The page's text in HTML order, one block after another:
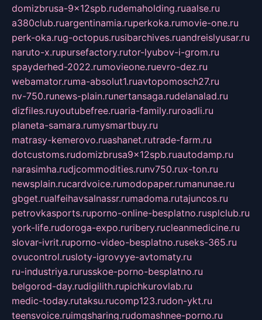
domizbrusa-9x12spb.rudemaholding.ruaalse.ru
a380club.ruargentinamia.ruperkoka.rumovie-one.ru
perk-oka.rug-octopus.rusibarchives.ruandreislyusar.ru
naruto-x.rupursefactory.rutor-lyubov-i-grom.ru
spayderhed-2022.rumovieone.ruevro-dez.ru
webamator.ruma-absolut1.ruavtopomosch27.ru
nv-750.runews-plain.runertansaga.rudelanalad.ru
dizfiles.ruyoutubefree.ruaria-family.ruroadli.ru
planeta-samara.rumysmartbuy.ru
matrasy-kemerovo.ruashanet.rutrade-farm.ru
dotcustoms.rudomizbrusa9x12spb.ruautodamp.ru
narasimha.rudjcommodities.runv750.rux-ton.ru
newsplain.rucardvoice.rumodopaper.rumanunae.ru
gbget.rualfeihavsalnassr.rumadoma.rutajuncos.ru
petrovkasports.ruporno-online-besplatno.rusplclub.ru
york-life.rudoroga-expo.ruribery.rucleanmedicine.ru
slovar-ivrit.ruporno-video-besplatno.ruseks-365.ru
ovucontrol.rusloty-igrovyye-avtomaty.ru
ru-industriya.rurusskoe-porno-besplatno.ru
belgorod-day.rudigilith.rupichkurovlab.ru
medic-today.rutaksu.rucomp123.rudon-ykt.ru
teensvoice.ruimgsharing.rudomashnee-porno.ru